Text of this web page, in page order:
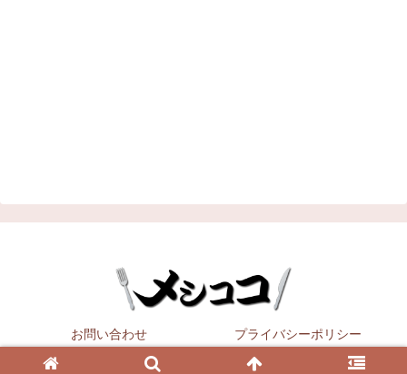
お問い合わせ プライバシーポリシー
Copyright © 2021 All Rights Reserved.